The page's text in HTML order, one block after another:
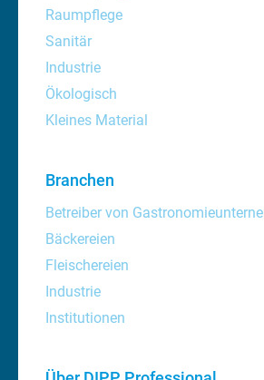
Raumpflege
Sanitär
Industrie
Ökologisch
Kleines Material
Branchen
Betreiber von
Bäckereien
Fleischereien
Industrie
Institutionen